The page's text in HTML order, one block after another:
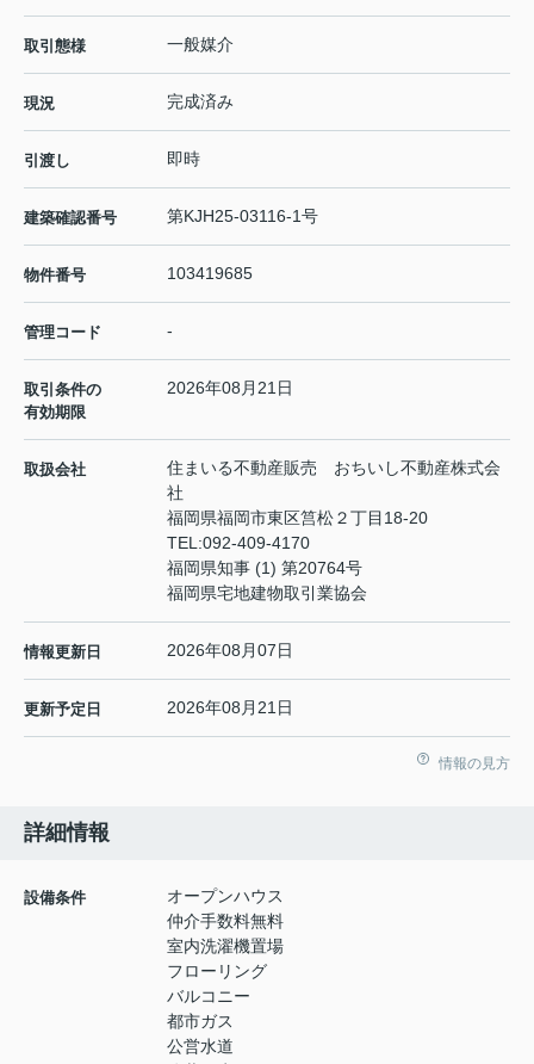
取引態様 一般媒介
現況 完成済み
引渡し 即時
建築確認番号 第KJH25-03116-1号
物件番号 103419685
管理コード -
取引条件の
有効期限
2026年08月21日
取扱会社
住まいる不動産販売 おちいし不動産株式会
社
福岡県福岡市東区筥松２丁目18-20
TEL:092-409-4170
福岡県知事 (1) 第20764号
福岡県宅地建物取引業協会
情報更新日 2026年08月07日
更新予定日 2026年08月21日
情報の見方
詳細情報
設備条件
オープンハウス
仲介手数料無料
室内洗濯機置場
フローリング
バルコニー
都市ガス
公営水道